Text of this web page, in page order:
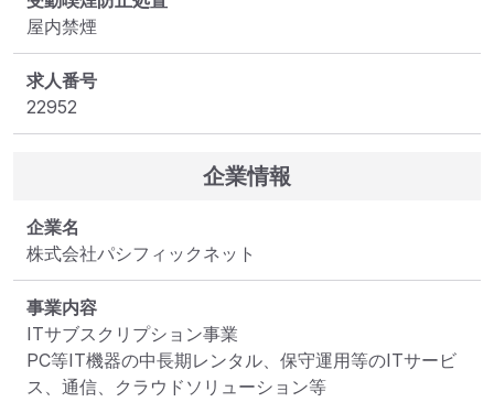
屋内禁煙
求人番号
22952
企業情報
企業名
株式会社パシフィックネット
事業内容
ITサブスクリプション事業
PC等IT機器の中長期レンタル、保守運用等のITサービ
ス、通信、クラウドソリューション等